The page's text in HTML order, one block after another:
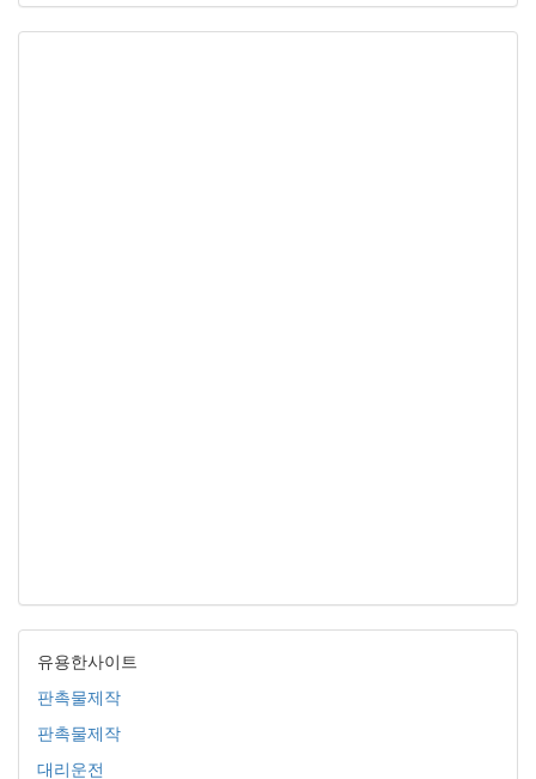
유용한사이트
판촉물제작
판촉물제작
대리운전